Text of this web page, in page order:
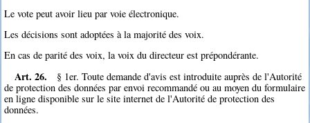
Le vote peut avoir lieu par voie électronique.
Les décisions sont adoptées à la majorité des voix.
En cas de parité des voix, la voix du directeur est prépondérante.
Art. 26.
§ 1er. Toute demande d'avis est introduite auprès de l'Autorité
de protection des données par envoi recommandé ou au moyen du formulaire
en ligne disponible sur le site internet de l'Autorité de protection des
données.